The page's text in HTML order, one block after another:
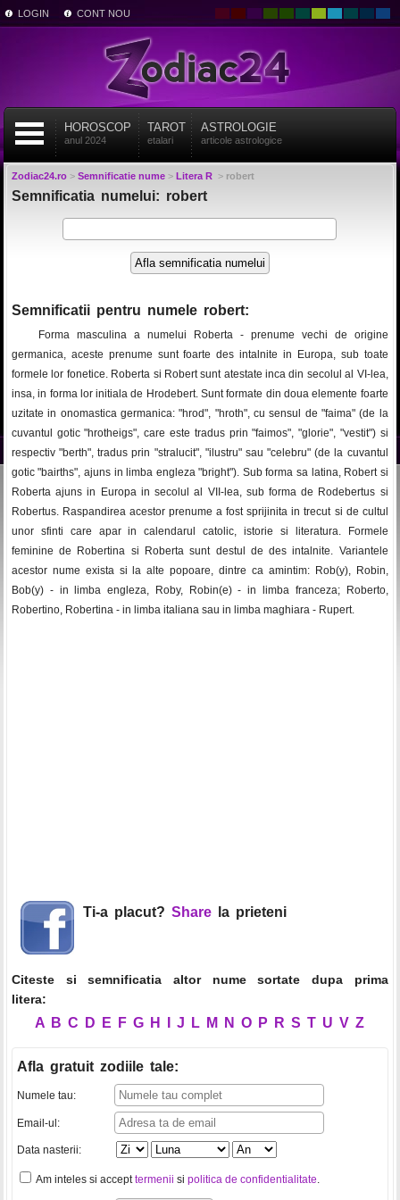
LOGIN CONT NOU
HOROSCOP
anul 2024
TAROT
etalari
ASTROLOGIE
articole astrologice
Zodiac24.ro> Semnificatie nume> Litera R> robert
Semnificatia numelui: robert
Semnificatii pentru numele robert:
Forma masculina a numelui Roberta - prenume vechi de origine
germanica, aceste prenume sunt foarte des intalnite in Europa, sub toate
formele lor fonetice. Roberta si Robert sunt atestate inca din secolul al VI-lea,
insa, in forma lor initiala de Hrodebert. Sunt formate din doua elemente foarte
uzitate in onomastica germanica: "hrod", "hroth", cu sensul de "faima" (de la
cuvantul gotic "hrotheigs", care este tradus prin "faimos", "glorie", "vestit") si
respectiv "berth", tradus prin "stralucit", "ilustru" sau "celebru" (de la cuvantul
gotic "bairths", ajuns in limba engleza "bright"). Sub forma sa latina, Robert si
Roberta ajuns in Europa in secolul al VII-lea, sub forma de Rodebertus si
Robertus. Raspandirea acestor prenume a fost sprijinita in trecut si de cultul
unor sfinti care apar in calendarul catolic, istorie si literatura. Formele
feminine de Robertina si Roberta sunt destul de des intalnite. Variantele
acestor nume exista si la alte popoare, dintre ca amintim: Rob(y), Robin,
Bob(y) - in limba engleza, Roby, Robin(e) - in limba franceza; Roberto,
Robertino, Robertina - in limba italiana sau in limba maghiara - Rupert.
Ti-a placut? Share la prieteni
Citeste si semnificatia altor nume sortate dupa prima
litera:
A B C D E F G H J L M N O P R S T U V Z
Afla gratuit zodiile tale:
Numele tau:
Email-ul:
Data nasterii:
Am inteles si accepttermenii si politica de confidentialitate.